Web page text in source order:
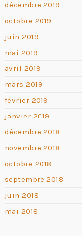
décembre 2019
octobre 2019
juin 2019
mai 2019
avril 2019
mars 2019
février 2019
janvier 2019
décembre 2018
novembre 2018
octobre 2018
septembre 2018
juin 2018
mai 2018